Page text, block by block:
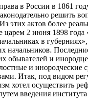
в России в 1861
решить
этих актов более
царем 2 июня 1898 года
в
начальников.
обывателей и
и инородческие
Итак, под видом
хотел осуществить
введения